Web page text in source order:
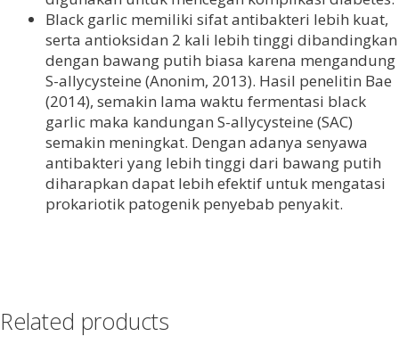
Black garlic memiliki sifat antibakteri lebih kuat,
serta antioksidan 2 kali lebih tinggi dibandingkan
dengan bawang putih biasa karena mengandung
S-allycysteine (Anonim, 2013). Hasil penelitin Bae
(2014), semakin lama waktu fermentasi black
garlic maka kandungan S-allycysteine (SAC)
semakin meningkat. Dengan adanya senyawa
antibakteri yang lebih tinggi dari bawang putih
diharapkan dapat lebih efektif untuk mengatasi
prokariotik patogenik penyebab penyakit.
Related products